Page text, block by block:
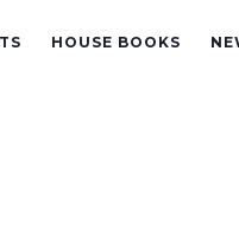
HOUSE BOOKS